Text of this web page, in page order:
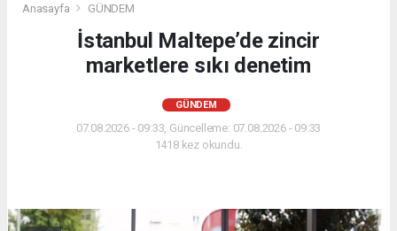
Anasayfa GÜNDEM
İstanbul Maltepe’de zincir
marketlere sıkı denetim
GÜNDEM
07.08.2026 - 09:33, Güncelleme: 07.08.2026 - 09:33
1418 kez okundu.